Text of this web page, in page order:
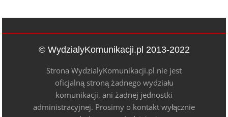
© WydzialyKomunikacji.pl 2013-2022
Strona WydzialyKomunikacji.pl nie jest
oficjalną stroną żadnego wydziału
komunikacji, ani żadnej jednostki
administracyjnej. Prosimy o kontakt wyłącznie